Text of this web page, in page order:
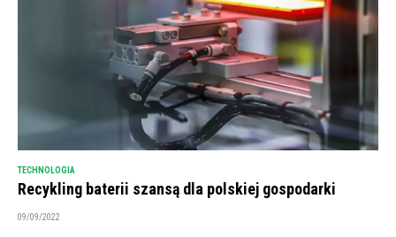
TECHNOLOGIA
Recykling baterii szansą dla polskiej gospodarki
09/09/2022